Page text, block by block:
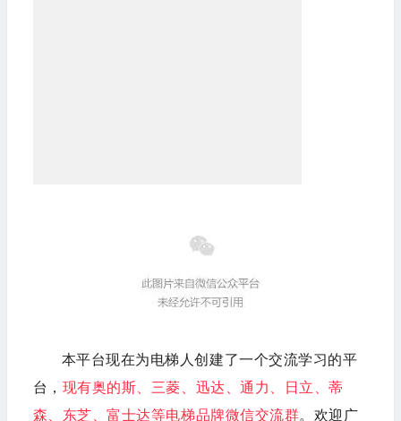
本平台现在为电梯人创建了一个交流学习的平
台， 现有奥的斯、三菱、迅达、通力、日立、蒂
森、东芝、富士达等电梯品牌微信交流群。欢迎广